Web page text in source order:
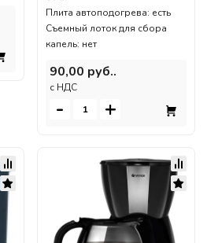
Плита автоподогрева: есть
Съемный лоток для сбора
капель: нет
90,00 руб..
c НДС
- +